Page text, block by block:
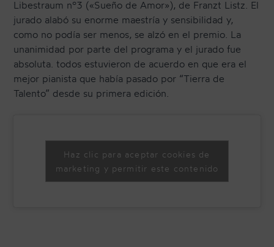
Libestraum nº3 («Sueño de Amor»), de Franzt Listz. El
jurado alabó su enorme maestría y sensibilidad y,
como no podía ser menos, se alzó en el premio. La
unanimidad por parte del programa y el jurado fue
absoluta. todos estuvieron de acuerdo en que era el
mejor pianista que había pasado por “Tierra de
Talento” desde su primera edición.
Haz clic para aceptar cookies de
marketing y permitir este contenido